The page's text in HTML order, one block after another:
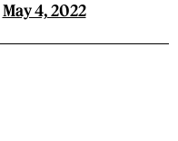
May 4, 2022